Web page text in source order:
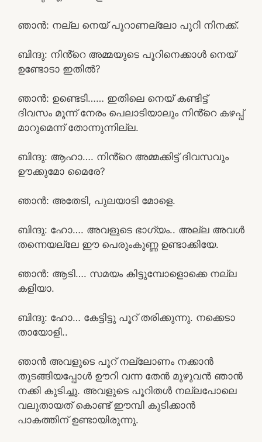
ഞാൻ: നല്ല നെയ് പൂറാണല്ലോ പൂറി നിനക്ക്.
ബിന്ദു: നിൻ്റെ അമ്മയുടെ പൂറിനെക്കാൾ നെയ്
ഉണ്ടോടാ ഇതിൽ?
ഞാൻ: ഉണ്ടെടി…… ഇതിലെ നെയ് കണ്ടിട്ട്
ദിവസം മൂന്ന് നേരം പെലാടിയാലും നിൻ്റെ കഴപ്പ്
മാറുമെന്ന് തോന്നുന്നില്ല.
ബിന്ദു: ആഹാ…. നിൻ്റെ അമ്മക്കിട്ട് ദിവസവും
ഊക്കുമോ മൈരേ?
ഞാൻ: അതേടി, പുലയാടി മോളെ.
ബിന്ദു: ഹോ…. അവളുടെ ഭാഗ്യം.. അല്ല അവൾ
തന്നെയല്ലേ ഈ പെരുംകുണ്ണ ഉണ്ടാക്കിയേ.
ഞാൻ: ആടി…. സമയം കിട്ടുമ്പോളൊക്കെ നല്ല
കളിയാ.
ബിന്ദു: ഹോ… കേട്ടിട്ടു പൂറ് തരിക്കുന്നു. നക്കെടാ
തായോളി..
ഞാൻ അവളുടെ പൂറ് നല്ലോണം നക്കാൻ
തുടങ്ങിയപ്പോൾ ഊറി വന്ന തേൻ മുഴുവൻ ഞാൻ
നക്കി കുടിച്ചു. അവളുടെ പൂറിതൾ നല്ലപോലെ
വലുതായത് കൊണ്ട് ഈമ്പി കുടിക്കാൻ
പാകത്തിന് ഉണ്ടായിരുന്നു.